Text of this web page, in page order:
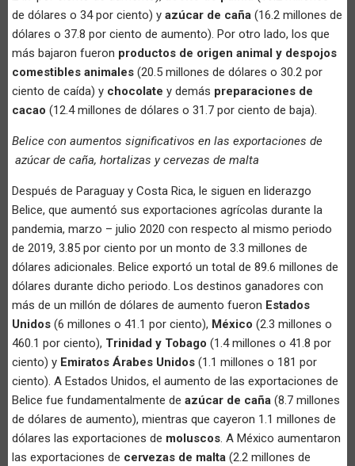
de dólares o 34 por ciento) y azúcar de caña (16.2 millones de
dólares o 37.8 por ciento de aumento). Por otro lado, los que
más bajaron fueron productos de origen animal y despojos
comestibles animales (20.5 millones de dólares o 30.2 por
ciento de caída) y chocolate y demás preparaciones de
cacao (12.4 millones de dólares o 31.7 por ciento de baja).
Belice con aumentos significativos en las exportaciones de
azúcar de caña, hortalizas y cervezas de malta
Después de Paraguay y Costa Rica, le siguen en liderazgo
Belice, que aumentó sus exportaciones agrícolas durante la
pandemia, marzo – julio 2020 con respecto al mismo periodo
de 2019, 3.85 por ciento por un monto de 3.3 millones de
dólares adicionales. Belice exportó un total de 89.6 millones de
dólares durante dicho periodo. Los destinos ganadores con
más de un millón de dólares de aumento fueron Estados
Unidos (6 millones o 41.1 por ciento), México (2.3 millones o
460.1 por ciento), Trinidad y Tobago (1.4 millones o 41.8 por
ciento) y Emiratos Árabes Unidos (1.1 millones o 181 por
ciento). A Estados Unidos, el aumento de las exportaciones de
Belice fue fundamentalmente de azúcar de caña (8.7 millones
de dólares de aumento), mientras que cayeron 1.1 millones de
dólares las exportaciones de moluscos. A México aumentaron
las exportaciones de cervezas de malta (2.2 millones de